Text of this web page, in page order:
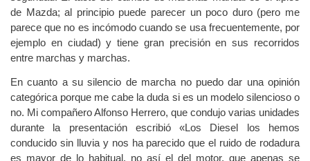
seguridad. El tacto del cambio de marchas manual es el típico
de Mazda; al principio puede parecer un poco duro (pero me
parece que no es incómodo cuando se usa frecuentemente, por
ejemplo en ciudad) y tiene gran precisión en sus recorridos
En cuanto a su silencio de marcha no puedo dar una opinión
categórica porque me cabe la duda si es un modelo silencioso o
no. Mi compañero Alfonso Herrero, que condujo varias unidades
durante la presentación escribió «Los Diesel los hemos
conducido sin lluvia y nos ha parecido que el ruido de rodadura